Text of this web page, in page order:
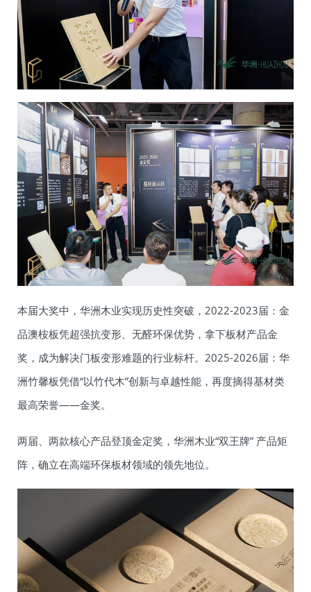
本届大奖中，华洲木业实现历史性突破，2022-2023届：金
品澳桉板凭超强抗变形、无醛环保优势，拿下板材产品金
奖，成为解决门板变形难题的行业标杆。2025-2026届：华
洲竹馨板凭借“以竹代木”创新与卓越性能，再度摘得基材类
最高荣誉——金奖。
两届、两款核心产品登顶金定奖，华洲木业“双王牌” 产品矩
阵，确立在高端环保板材领域的领先地位。